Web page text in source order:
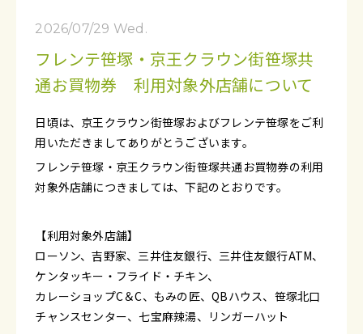
2026/07/29 Wed.
フレンテ笹塚・京王クラウン街笹塚共
通お買物券 利用対象外店舗について
日頃は、京王クラウン街笹塚およびフレンテ笹塚をご利
用いただきましてありがとうございます。
フレンテ笹塚・京王クラウン街笹塚共通お買物券の利用
対象外店舗につきましては、下記のとおりです。
【利用対象外店舗】
ローソン、吉野家、三井住友銀行、三井住友銀行ATM、
ケンタッキー・フライド・チキン、
カレーショップC＆C、もみの匠、QBハウス、笹塚北口
チャンスセンター、七宝麻辣湯、リンガーハット